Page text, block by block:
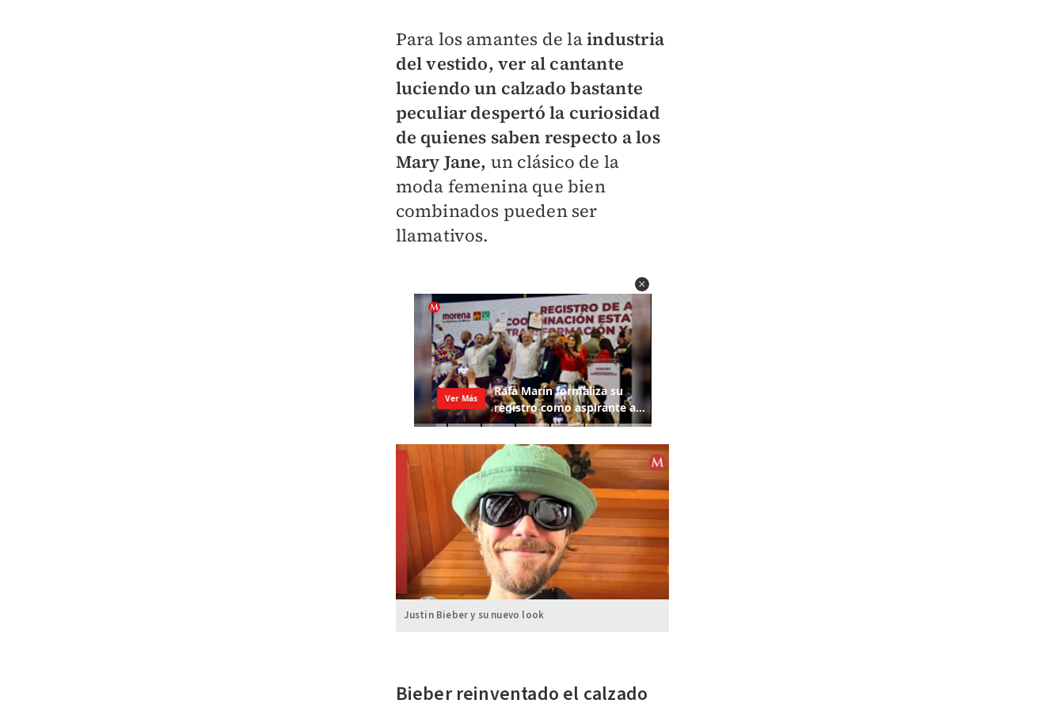
Para los amantes de laindustria
del vestido, ver al cantante
luciendo un calzado bastante
peculiar despertó la curiosidad
de quienes saben respecto a los
Mary Jane, un clásico de la
moda femenina que bien
combinados pueden ser
llamativos.
Justin Bieber y su nuevo look
Bieber reinventado el calzado